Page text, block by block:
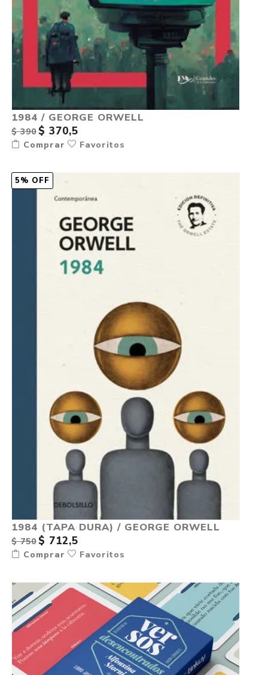
1984 / GEORGE ORWELL
$ 390 $ 370,5
Comprar Favoritos
5% OFF
1984 (TAPA DURA) / GEORGE ORWELL
$ 750 $ 712,5
Comprar Favoritos